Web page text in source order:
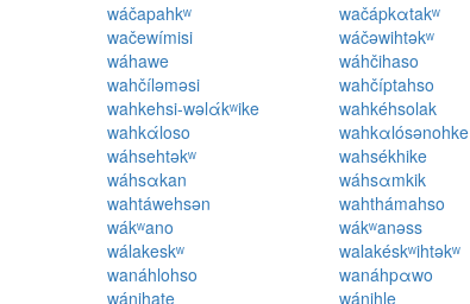
wáčapahkʷ wačápkαtakʷ
wačewímisi wáčəwihtəkʷ
wáhawe wáhčihaso
wahčíləməsi wahčíptahso
wahkehsi-wəlάkʷike wahkéhsolak
wahkάloso wahkαlósənohke
wáhsehtəkʷ wahsékhike
wáhsαkan wáhsαmkik
wahtáwehsən wahthámahso
wákʷano wákʷanəss
wálakeskʷ walakéskʷihtəkʷ
wanáhlohso wanáhpαwo
wánihate wánihle